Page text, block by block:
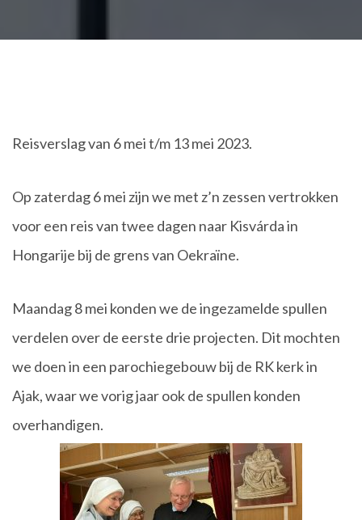
Reisverslag van 6 mei t/m 13 mei 2023.
Op zaterdag 6 mei zijn we met z’n zessen vertrokken
voor een reis van twee dagen naar Kisvárda in
Hongarije bij de grens van Oekraïne.
Maandag 8 mei konden we de ingezamelde spullen
verdelen over de eerste drie projecten. Dit mochten
we doen in een parochiegebouw bij de RK kerk in
Ajak, waar we vorig jaar ook de spullen konden
overhandigen.